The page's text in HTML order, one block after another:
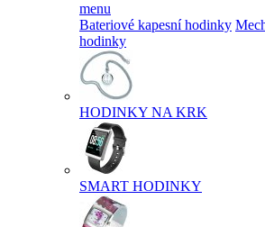
menu
Bateriové kapesní hodinky
hodinky
HODINKY NA KRK
SMART HODINKY